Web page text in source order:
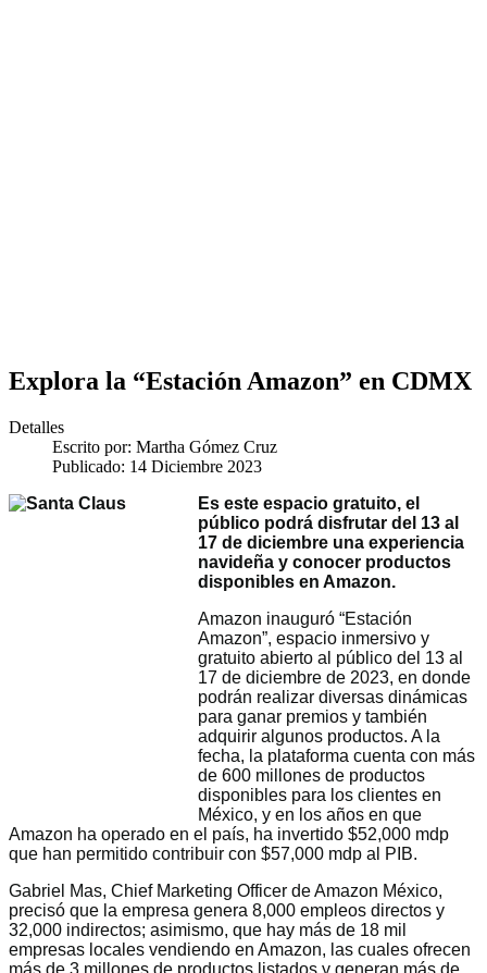
Explora la “Estación Amazon” en CDMX
Detalles
Escrito por: Martha Gómez Cruz
Publicado: 14 Diciembre 2023
Es este espacio gratuito, el
público podrá disfrutar del 13 al
17 de diciembre una experiencia
navideña y conocer productos
disponibles en Amazon.
Amazon inauguró “Estación
Amazon”, espacio inmersivo y
gratuito abierto al público del 13 al
17 de diciembre de 2023, en donde
podrán realizar diversas dinámicas
para ganar premios y también
adquirir algunos productos. A la
fecha, la plataforma cuenta con más
de 600 millones de productos
disponibles para los clientes en
México, y en los años en que
Amazon ha operado en el país, ha invertido $52,000 mdp
que han permitido contribuir con $57,000 mdp al PIB.
Gabriel Mas, Chief Marketing Officer de Amazon México,
precisó que la empresa genera 8,000 empleos directos y
32,000 indirectos; asimismo, que hay más de 18 mil
empresas locales vendiendo en Amazon, las cuales ofrecen
más de 3 millones de productos listados y generan más de